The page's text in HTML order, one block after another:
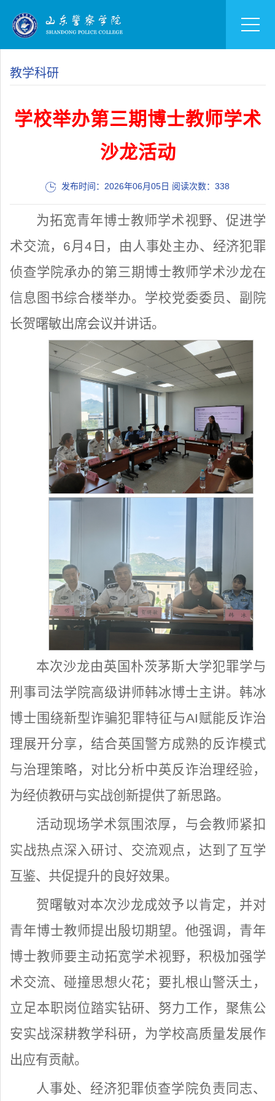
教学科研
学校举办第三期博士教师学术
沙龙活动
发布时间：2026年06月05日 阅读次数： 338
为拓宽青年博士教师学术视野、促进学
术交流，6月4日，由人事处主办、经济犯罪
侦查学院承办的第三期博士教师学术沙龙在
信息图书综合楼举办。学校党委委员、副院
长贺曙敏出席会议并讲话。
本次沙龙由英国朴茨茅斯大学犯罪学与
刑事司法学院高级讲师韩冰博士主讲。韩冰
博士围绕新型诈骗犯罪特征与AI赋能反诈治
理展开分享，结合英国警方成熟的反诈模式
与治理策略，对比分析中英反诈治理经验，
为经侦教研与实战创新提供了新思路。
活动现场学术氛围浓厚，与会教师紧扣
实战热点深入研讨、交流观点，达到了互学
互鉴、共促提升的良好效果。
贺曙敏对本次沙龙成效予以肯定，并对
青年博士教师提出殷切期望。他强调，青年
博士教师要主动拓宽学术视野，积极加强学
术交流、碰撞思想火花；要扎根山警沃土，
立足本职岗位踏实钻研、努力工作，聚焦公
安实战深耕教学科研，为学校高质量发展作
出应有贡献。
人事处、经济犯罪侦查学院负责同志、